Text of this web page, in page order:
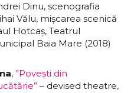
Dinu, scenografia
Vălu, mișcarea scenică
Hotcaș, Teatrul
Baia Mare (2018)
, ”Povești din
– devised theatre,